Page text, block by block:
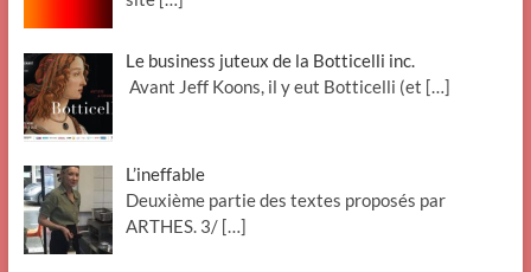
Le business juteux de la Botticelli inc.
Avant Jeff Koons, il y eut Botticelli (et […]
L’ineffable
Deuxième partie des textes proposés par
ARTHES. 3/ […]